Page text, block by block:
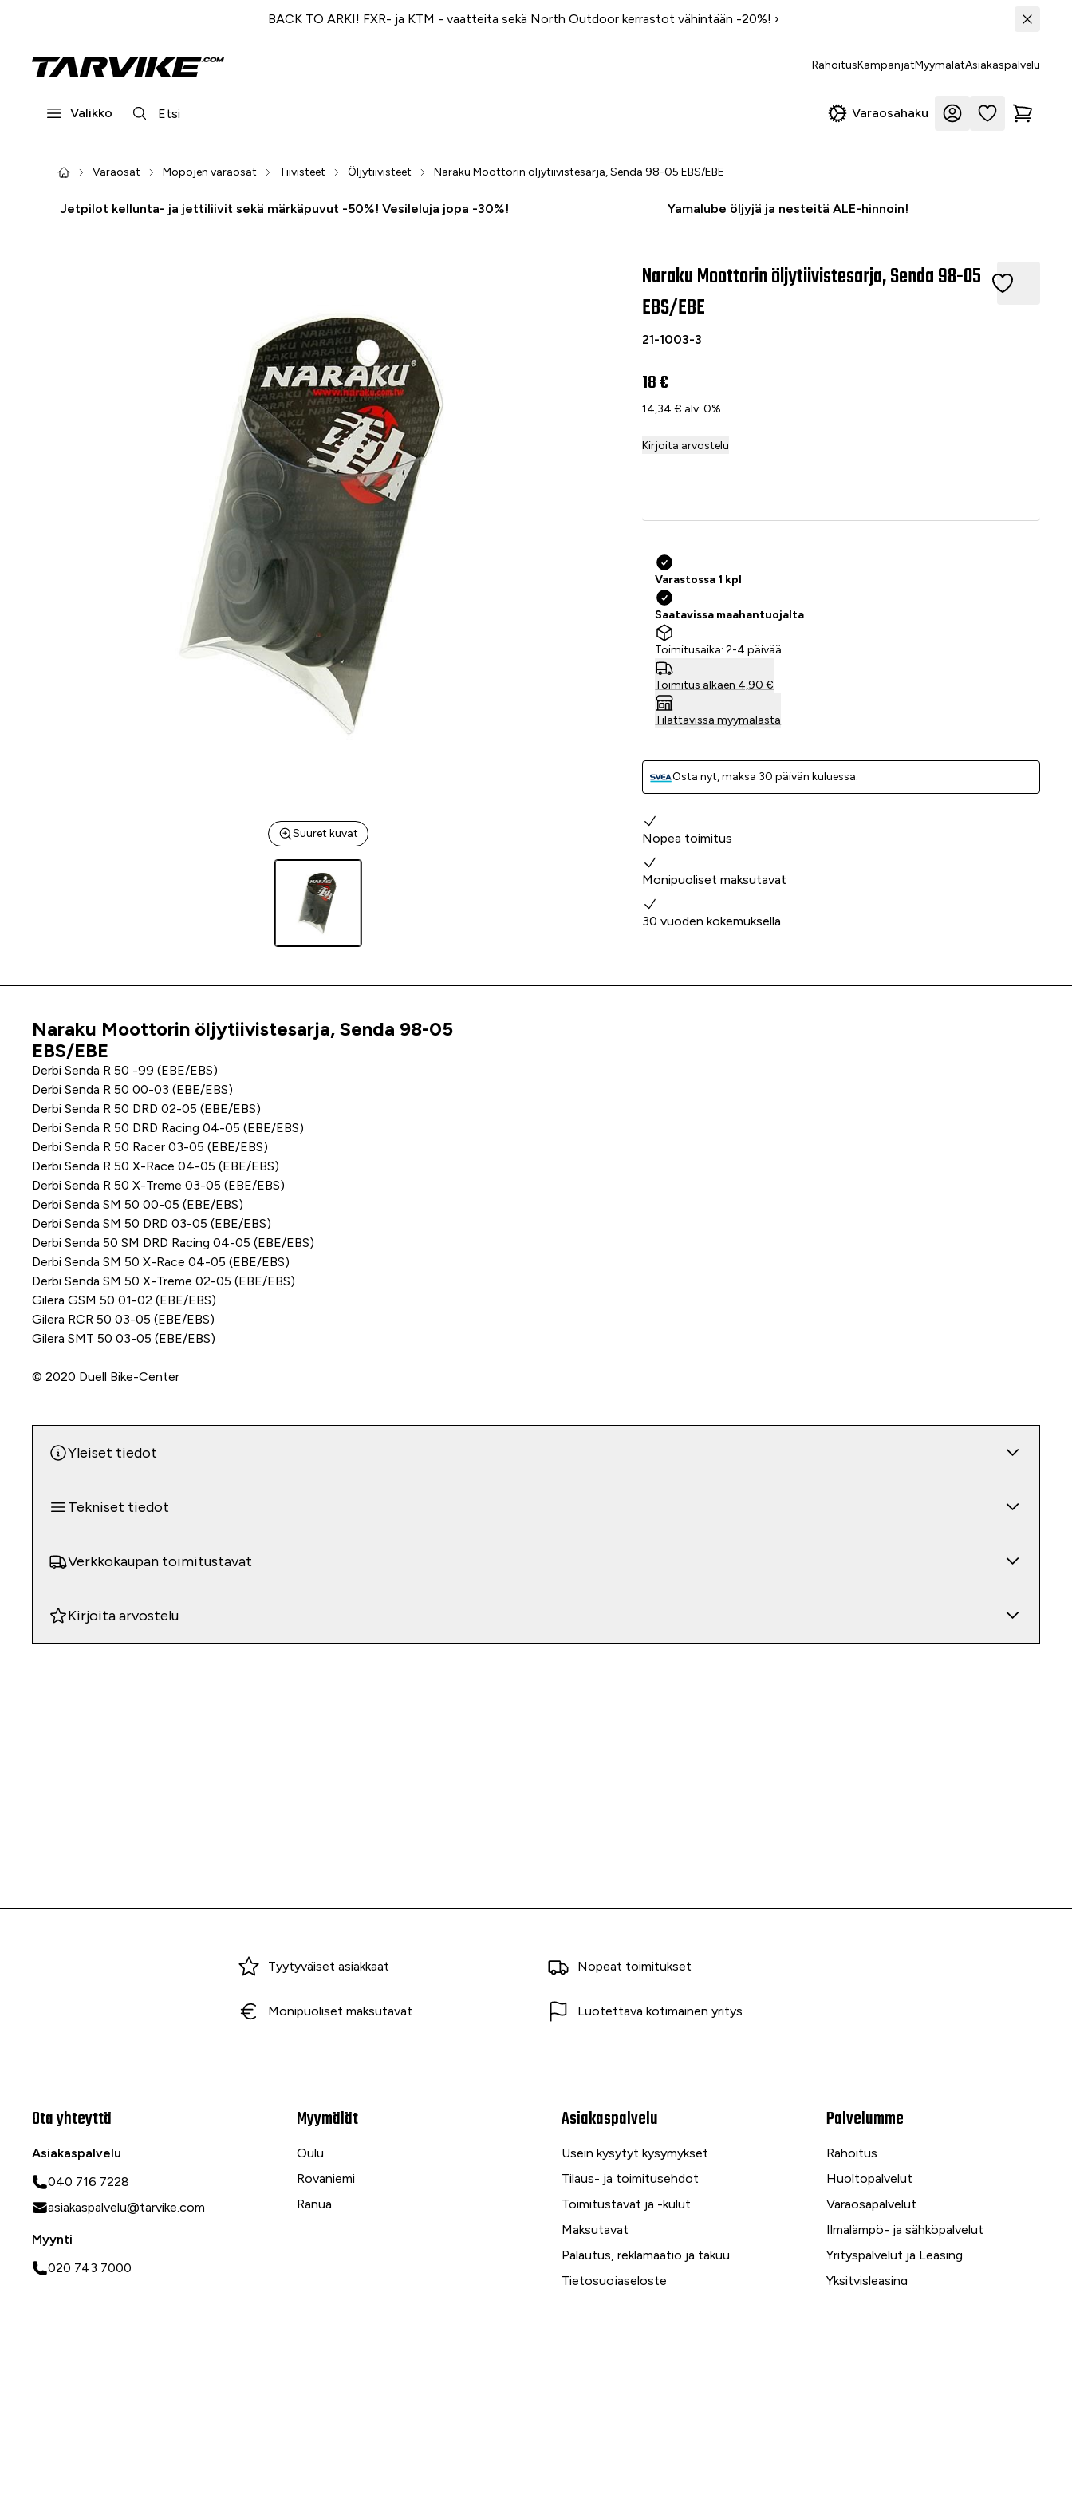
BACK TO ARKI! FXR- ja KTM - vaatteita sekä North Outdoor kerrastot vähintään -20%! ›
RahoitusKampanjatMyymälätAsiakaspalvelu
Valikko Varaosahaku
Varaosat Mopojen varaosat Tiivisteet Öljytiivisteet Naraku Moottorin öljytiivistesarja, Senda 98-05 EBS/EBE
Jetpilot kellunta- ja jettiliivit sekä märkäpuvut -50%! Vesileluja jopa -30%! Yamalube öljyjä ja nesteitä ALE-hinnoin!
Suuret kuvat
Naraku Moottorin öljytiivistesarja, Senda 98-05 EBS/EBE
Naraku Moottorin öljytiivistesarja, Senda 98-05
EBS/EBE
21-1003-3
18 €
14,34 € alv. 0%
Kirjoita arvostelu
Varastossa 1 kpl
Saatavissa maahantuojalta
Toimitusaika: 2-4 päivää
Toimitus alkaen 4,90 €
Tilattavissa myymälästä
Osta nyt, ­maksa 30 päivän kuluessa.
Miksi valita meidät?
Nopea toimitus
Monipuoliset maksutavat
30 vuoden kokemuksella
Tuoteinfo
Naraku Moottorin öljytiivistesarja, Senda 98-05
EBS/EBE
Derbi Senda R 50 -99 (EBE/EBS)
Derbi Senda R 50 00-03 (EBE/EBS)
Derbi Senda R 50 DRD 02-05 (EBE/EBS)
Derbi Senda R 50 DRD Racing 04-05 (EBE/EBS)
Derbi Senda R 50 Racer 03-05 (EBE/EBS)
Derbi Senda R 50 X-Race 04-05 (EBE/EBS)
Derbi Senda R 50 X-Treme 03-05 (EBE/EBS)
Derbi Senda SM 50 00-05 (EBE/EBS)
Derbi Senda SM 50 DRD 03-05 (EBE/EBS)
Derbi Senda 50 SM DRD Racing 04-05 (EBE/EBS)
Derbi Senda SM 50 X-Race 04-05 (EBE/EBS)
Derbi Senda SM 50 X-Treme 02-05 (EBE/EBS)
Gilera GSM 50 01-02 (EBE/EBS)
Gilera RCR 50 03-05 (EBE/EBS)
Gilera SMT 50 03-05 (EBE/EBS)
© 2020 Duell Bike-Center
Yleiset tiedot
Tekniset tiedot
Verkkokaupan toimitustavat
Kirjoita arvostelu
Tyytyväiset asiakkaat Nopeat toimitukset
Monipuoliset maksutavat Luotettava kotimainen yritys
Ota yhteyttä
Asiakaspalvelu
040 716 7228
asiakaspalvelu@tarvike.com
Myynti
020 743 7000
Myymälät
Oulu
Rovaniemi
Ranua
Asiakaspalvelu
Usein kysytyt kysymykset
Tilaus- ja toimitusehdot
Toimitustavat ja -kulut
Maksutavat
Palautus, reklamaatio ja takuu
Tietosuojaseloste
Palvelumme
Rahoitus
Huoltopalvelut
Varaosapalvelut
Ilmalämpö- ja sähköpalvelut
Yrityspalvelut ja Leasing
Yksityisleasing